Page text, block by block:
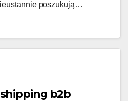
poszukują…
b2b